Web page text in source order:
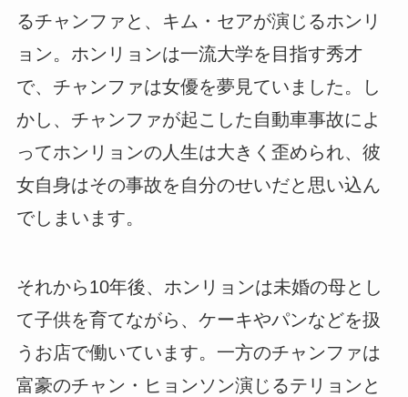
るチャンファと、キム・セアが演じるホンリ
ョン。ホンリョンは一流大学を目指す秀才
で、チャンファは女優を夢見ていました。し
かし、チャンファが起こした自動車事故によ
ってホンリョンの人生は大きく歪められ、彼
女自身はその事故を自分のせいだと思い込ん
でしまいます。
それから10年後、ホンリョンは未婚の母とし
て子供を育てながら、ケーキやパンなどを扱
うお店で働いています。一方のチャンファは
富豪のチャン・ヒョンソン演じるテリョンと